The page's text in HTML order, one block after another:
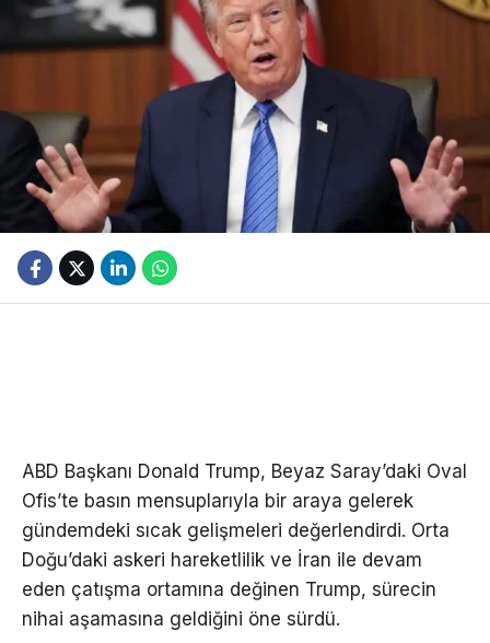
ABD Başkanı Donald Trump, Beyaz Saray’daki Oval
Ofis’te basın mensuplarıyla bir araya gelerek
gündemdeki sıcak gelişmeleri değerlendirdi. Orta
Doğu’daki askeri hareketlilik ve İran ile devam
eden çatışma ortamına değinen Trump, sürecin
nihai aşamasına geldiğini öne sürdü.